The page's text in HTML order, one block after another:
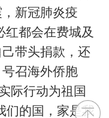
新冠肺炎疫
都会在费城及
带头捐款，还
召海外侨胞
际行动为祖国
们的国，家是我